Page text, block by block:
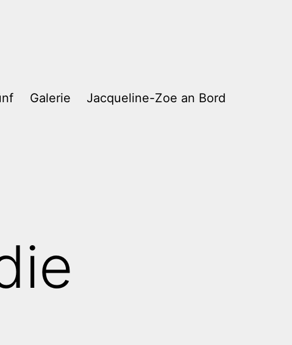
Galerie Jacqueline-Zoe an Bord